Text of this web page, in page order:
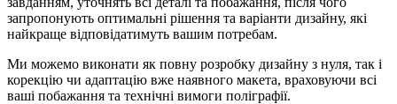
запропонують оптимальні рішення та варіанти дизайну, які
найкраще відповідатимуть вашим потребам.
Ми можемо виконати як повну розробку дизайну з нуля, так і
корекцію чи адаптацію вже наявного макета, враховуючи всі
ваші побажання та технічні вимоги поліграфії.